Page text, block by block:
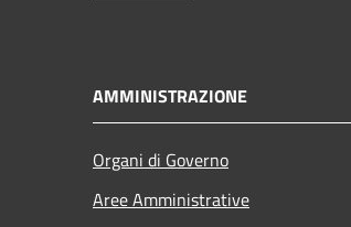
AMMINISTRAZIONE
Organi di Governo
Aree Amministrative